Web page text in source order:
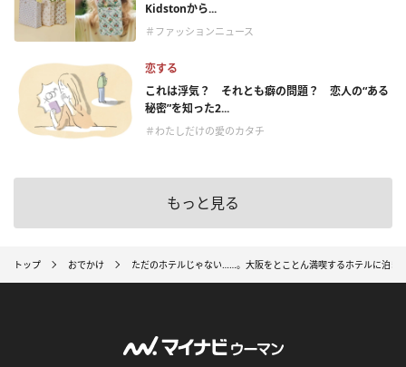
Kidstonから...
＃ファッションニュース
恋する
これは浮気？ それとも癖の問題？ 恋人の“ある
秘密”を知った2...
＃わたしだけの愛のカタチ
もっと見る
トップ おでかけ ただのホテルじゃない……。大阪をとことん満喫するホテルに泊ま